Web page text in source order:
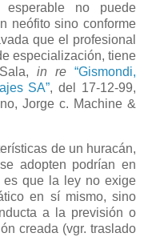
no puede
neófito sino conforme
que el profesional
especialización, tiene
in re “Gismondi,
SA”, del 17-12-99,
Jorge c. Machine &
de un huracán,
adopten podrían en
es que la ley no exige
en sí mismo, sino
a la previsión o
creada (vgr. traslado